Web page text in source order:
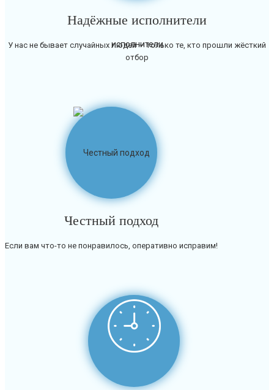
Надёжные исполнители
У нас не бывает случайных людей — только те, кто прошли жёсткий
отбор
Честный подход
Если вам что-то не понравилось, оперативно исправим!